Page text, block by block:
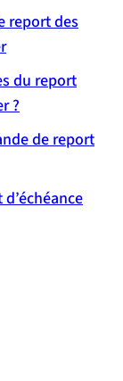
report des
du report
?
de report